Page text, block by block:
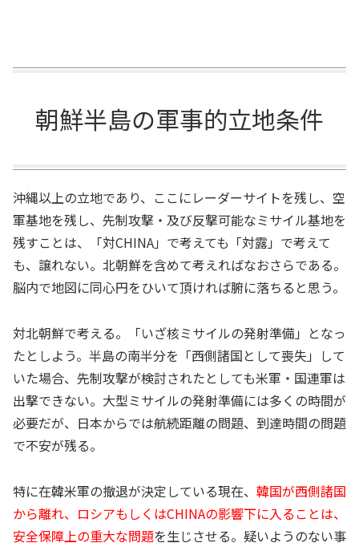
朝鮮半島の軍事的立地条件
沖縄以上の立地であり、ここにレーダーサイトを残し、空
軍基地を残し、先制攻撃・及び反撃可能なミサイル基地を
残すことは、「対CHINA」で考えても「対露」で考えて
も、譲れない。北朝鮮を含めて考えればなおさらである。
脳内で地図に同心円をひいて頂ければ腑に落ちると思う。
対北朝鮮で考える。「いざ核ミサイルの発射準備」となっ
たとしよう。半島の南半分を「西側諸国として喪失」して
いた場合、先制攻撃が検討されたとしても米軍・国連軍は
出撃できない。大型ミサイルの発射準備には多くの時間が
必要だが、日本からでは航続距離の問題、到達時間の問題
で不安が残る。
特に在韓米軍の撤退が決定している現在、 韓国が西側諸国
から離れ、ロシアもしくはCHINAの影響下に入ることは、
安全保障上の重大な問題を生じさせる。疑いようのない事